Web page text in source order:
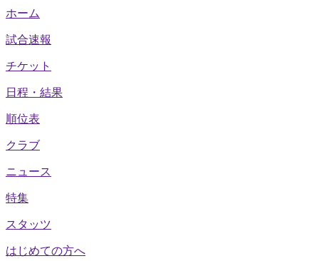
ホーム
試合速報
チケット
日程・結果
順位表
クラブ
ニュース
特集
スタッツ
はじめての方へ